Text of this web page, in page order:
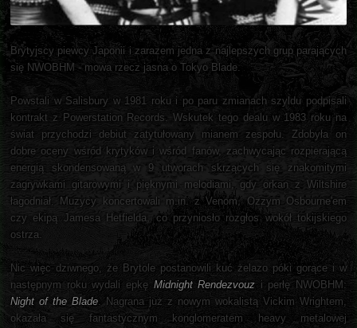
Brytyjscy piewcy Japonii i zarazem jedna z najlepszych grup parających
się NWOBHM - mowa rzecz jasna o Tokyo Blade.
Powstali w Salisbury w 1981 roku i po paru zmianach szyldu podpisali
kontrakt z Powerstation Records. Wskutek tego dealu w 1983 roku na
świat przychodzi debiut zatytułowany mianem zespołu. Zdobyła on
dobre oceny wśród krytyków i wśród fanów, zachwycając rozpierającą
energią skondensowaną w 9 utworach skrzących się znakomitymi
zagrywkami gitarowymi i pięknymi melodiami, gdy orkan z Wiltshire
łagodniał. Muzycy koncertowali m.in. z Venom, Ozzym Osbourne'em
czy ekipą Jamesa Hetfielda, co przyniosło rozgłos wokół tokijskiego
ostrza.
Nic więc dziwnego, że Brytole postanowili kuć żelazo póki gorące i w
następnym roku wydali epkę Midnight Rendezvouz i perłę NWOBHM:
Night of the Blade. Nagrana już z nowym wokalistą Vickim Wrightem,
okazała się fantastycznym konglomeratem heavy metalowej